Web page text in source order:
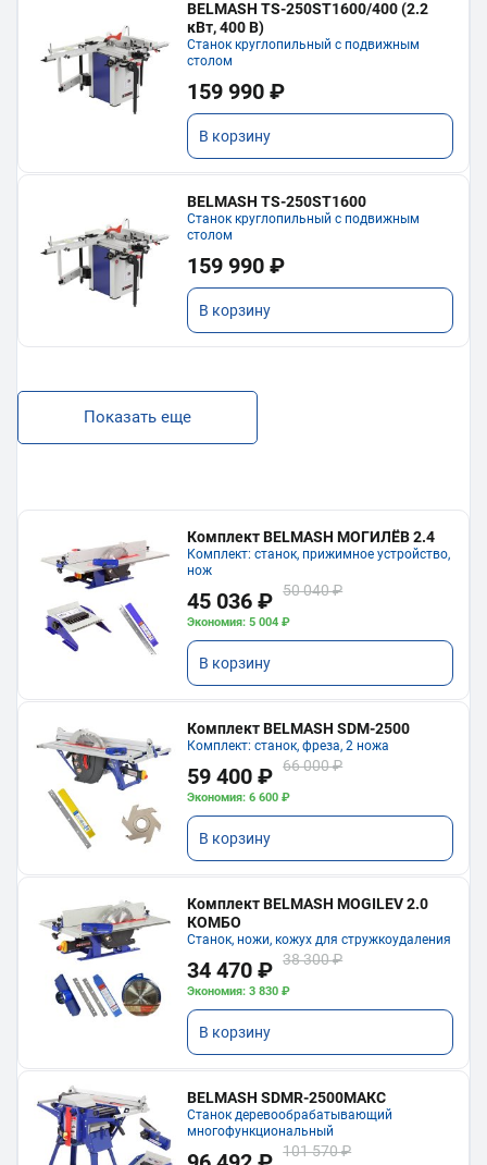
BELMASH TS-250ST1600/400 (2.2
кВт, 400 В)
Станок круглопильный с подвижным
столом
159 990 ₽
В корзину
BELMASH TS-250ST1600
Станок круглопильный с подвижным
столом
159 990 ₽
В корзину
Показать еще
Комплект BELMASH МОГИЛЁВ 2.4
Комплект: станок, прижимное устройство,
нож
45 036 ₽ 50 040 ₽
Экономия: 5 004 ₽
В корзину
Комплект BELMASH SDM-2500
Комплект: станок, фреза, 2 ножа
59 400 ₽ 66 000 ₽
Экономия: 6 600 ₽
В корзину
Комплект BELMASH MOGILEV 2.0
КОМБО
Станок, ножи, кожух для стружкоудаления
34 470 ₽ 38 300 ₽
Экономия: 3 830 ₽
В корзину
BELMASH SDMR-2500МАКС
Станок деревообрабатывающий
многофункциональный
101 570 ₽